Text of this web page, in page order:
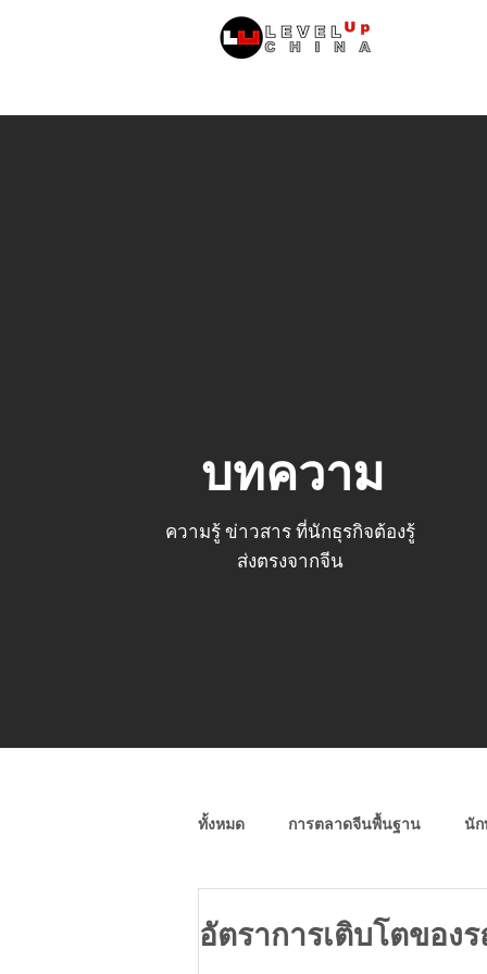
บทความ
ความรู้ ข่าวสาร ที่นักธุรกิจต้องรู้
ส่งตรงจากจีน
ทั้งหมด การตลาดจีนพื้นฐาน นัก
อัตราการเติบโตของ